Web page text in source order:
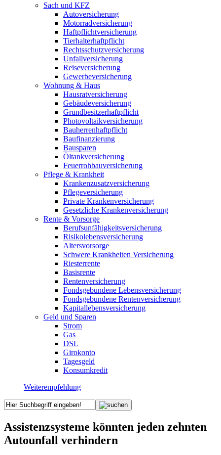
Sach und KFZ
Autoversicherung
Motorradversicherung
Haftpflichtversicherung
Tierhalterhaftpflicht
Rechtsschutzversicherung
Unfallversicherung
Reiseversicherung
Gewerbeversicherung
Wohnung & Haus
Hausratversicherung
Gebäudeversicherung
Grundbesitzerhaftpflicht
Photovoltaikversicherung
Bauherrenhaftpflicht
Baufinanzierung
Bausparen
Öltankversicherung
Feuerrohbauversicherung
Pflege & Krankheit
Krankenzusatzversicherung
Pflegeversicherung
Private Krankenversicherung
Gesetzliche Krankenversicherung
Rente & Vorsorge
Berufs­unfähigkeitsversicherung
Risikolebensversicherung
Altersvorsorge
Schwere Krankheiten Versicherung
Riesterrente
Basisrente
Rentenversicherung
Fondsgebundene Lebensversicherung
Fondsgebundene Rentenversicherung
Kapitallebensversicherung
Geld und Sparen
Strom
Gas
DSL
Girokonto
Tagesgeld
Konsumkredit
Weiterempfehlung
Assistenzsysteme könnten jeden zehnten
Autounfall verhindern